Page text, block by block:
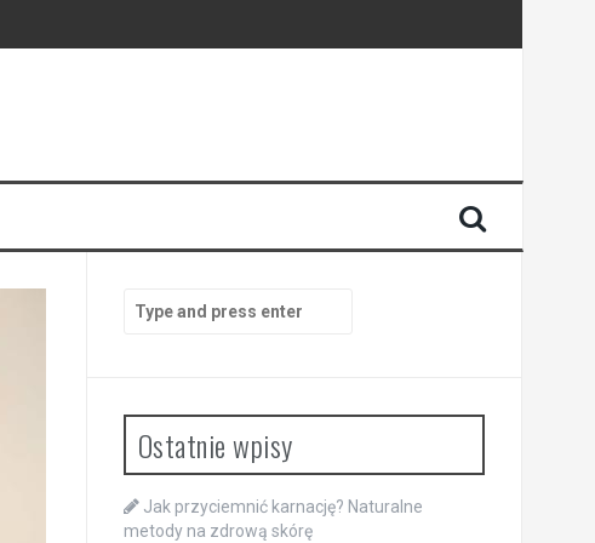
for:
Ostatnie wpisy
Jak przyciemnić karnację? Naturalne
metody na zdrową skórę